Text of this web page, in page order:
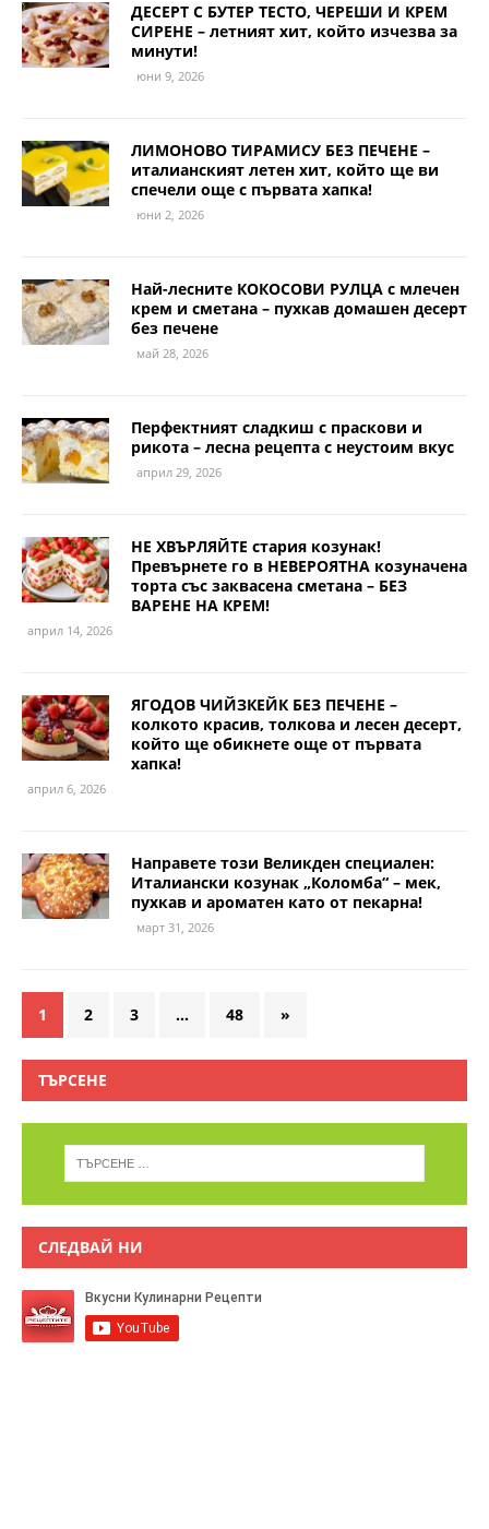
ДЕСЕРТ С БУТЕР ТЕСТО, ЧЕРЕШИ И КРЕМ
СИРЕНЕ – летният хит, който изчезва за
минути!
юни 9, 2026
ЛИМОНОВО ТИРАМИСУ БЕЗ ПЕЧЕНЕ –
италианският летен хит, който ще ви
спечели още с първата хапка!
юни 2, 2026
Най-лесните КОКОСОВИ РУЛЦА с млечен
крем и сметана – пухкав домашен десерт
без печене
май 28, 2026
Перфектният сладкиш с праскови и
рикота – лесна рецепта с неустоим вкус
април 29, 2026
НЕ ХВЪРЛЯЙТЕ стария козунак!
Превърнете го в НЕВЕРОЯТНА козуначена
торта със заквасена сметана – БЕЗ
ВАРЕНЕ НА КРЕМ!
април 14, 2026
ЯГОДОВ ЧИЙЗКЕЙК БЕЗ ПЕЧЕНЕ –
колкото красив, толкова и лесен десерт,
който ще обикнете още от първата
хапка!
април 6, 2026
Направете този Великден специален:
Италиански козунак „Коломба“ – мек,
пухкав и ароматен като от пекарна!
март 31, 2026
1 2 3 … 48 »
ТЪРСЕНЕ
СЛЕДВАЙ НИ